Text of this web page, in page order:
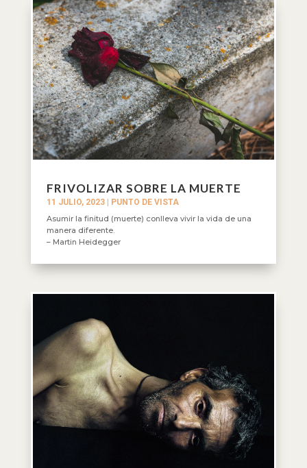
FRIVOLIZAR SOBRE LA MUERTE
11 JULIO, 2023| PUNTO DE VISTA
Asumir la finitud (muerte) conlleva vivir la vida de una
manera diferente.
– Martin Heidegger